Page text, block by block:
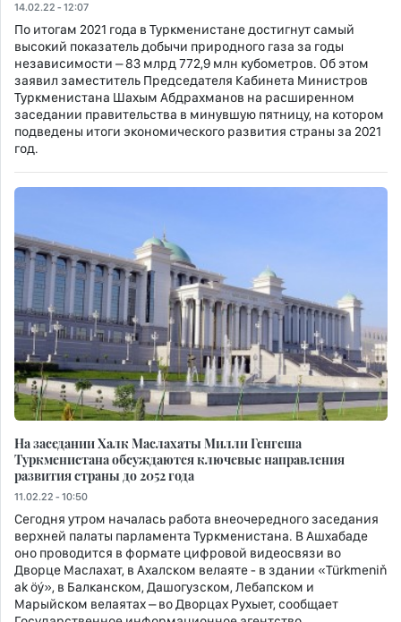
14.02.22 - 12:07
По итогам 2021 года в Туркменистане дос­тигнут самый
высокий показатель добычи природного газа за годы
независимости – 83 млрд 772,9 млн кубометров. Об этом
заявил заместитель Председателя Кабинета Министров
Туркменистана Шахым Абдрахманов на расширенном
заседании правительства в минувшую пятницу, на котором
подведены итоги экономического развития страны за 2021
год.
На заседании Халк Маслахаты Милли Генгеша
Туркменистана обсуждаются ключевые направления
развития страны до 2052 года
11.02.22 - 10:50
Сегодня утром началась работа внеочередного заседания
верхней палаты парламента Туркменистана. В Ашхабаде
оно проводится в формате цифровой видеосвязи во
Дворце Маслахат, в Ахалском велаяте - в здании «Türkmeniň
ak öý», в Балканском, Дашогузском, Лебапском и
Марыйском велаятах – во Дворцах Рухыет, сообщает